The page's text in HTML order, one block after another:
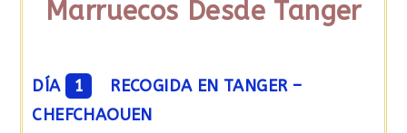
Marruecos Desde Tanger
DÍA 1
RECOGIDA EN TANGER –
CHEFCHAOUEN